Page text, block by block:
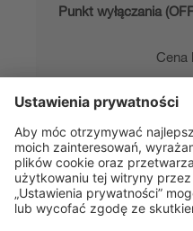
Punkt wyłączania
Cena